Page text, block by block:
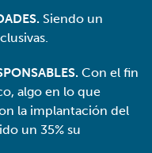
Siendo un
Con el fin
algo en lo que
la implantación del
un 35% su